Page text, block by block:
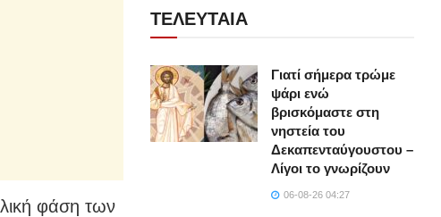
φάση των
ΤΕΛΕΥΤΑΙΑ
Γιατί σήμερα τρώμε
ψάρι ενώ
βρισκόμαστε στη
νηστεία του
Δεκαπενταύγουστου –
Λίγοι το γνωρίζουν
06-08-26 04:27